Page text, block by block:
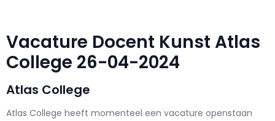
Vacature Docent Kunst Atlas
College 26-04-2024
Atlas College
Atlas College heeft momenteel een vacature openstaan